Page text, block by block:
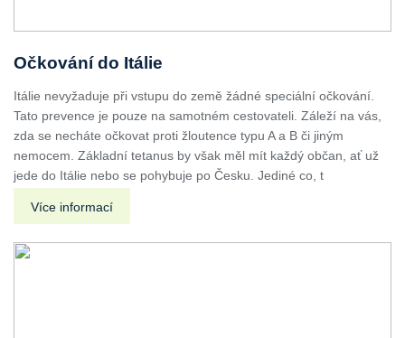
Očkování do Itálie
Itálie nevyžaduje při vstupu do země žádné speciální očkování.
Tato prevence je pouze na samotném cestovateli. Záleží na vás,
zda se necháte očkovat proti žloutence typu A a B či jiným
nemocem. Základní tetanus by však měl mít každý občan, ať už
jede do Itálie nebo se pohybuje po Česku. Jediné co, t
Více informací